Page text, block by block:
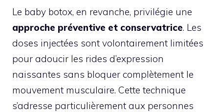
Le baby botox, en revanche, privilégie une
approche préventive et conservatrice. Les
doses injectées sont volontairement limitées
pour adoucir les rides d’expression
naissantes sans bloquer complètement le
mouvement musculaire. Cette technique
s’adresse particulièrement aux personnes